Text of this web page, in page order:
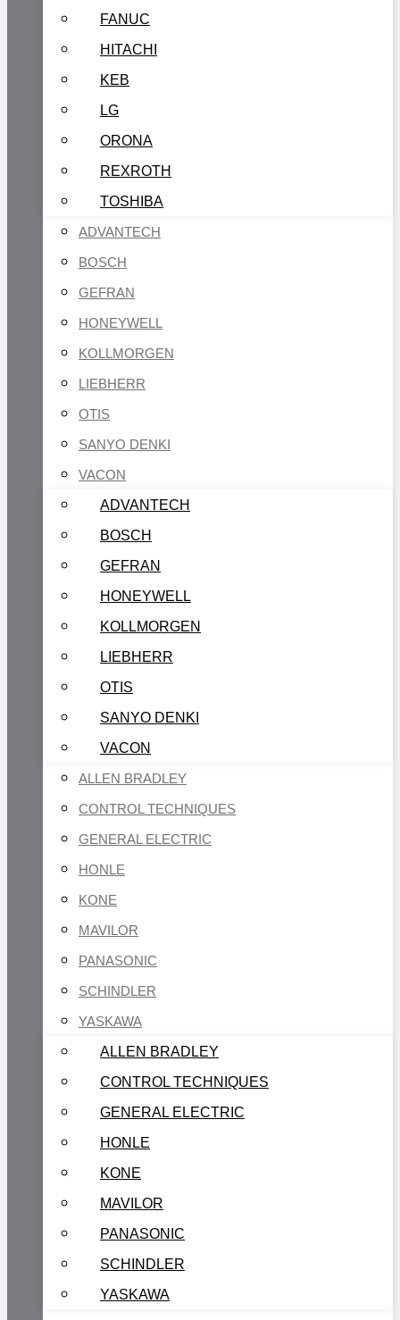
FANUC
HITACHI
KEB
LG
ORONA
REXROTH
TOSHIBA
ADVANTECH
BOSCH
GEFRAN
HONEYWELL
KOLLMORGEN
LIEBHERR
OTIS
SANYO DENKI
VACON
ADVANTECH
BOSCH
GEFRAN
HONEYWELL
KOLLMORGEN
LIEBHERR
OTIS
SANYO DENKI
VACON
ALLEN BRADLEY
CONTROL TECHNIQUES
GENERAL ELECTRIC
HONLE
KONE
MAVILOR
PANASONIC
SCHINDLER
YASKAWA
ALLEN BRADLEY
CONTROL TECHNIQUES
GENERAL ELECTRIC
HONLE
KONE
MAVILOR
PANASONIC
SCHINDLER
YASKAWA